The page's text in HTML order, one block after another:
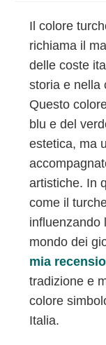
Il colore
richiama il
delle coste
storia e nella
Questo
blu e del
estetica, ma
artistiche. In
come il
influenzando
mondo dei
mia
tradizione e
colore
Italia.